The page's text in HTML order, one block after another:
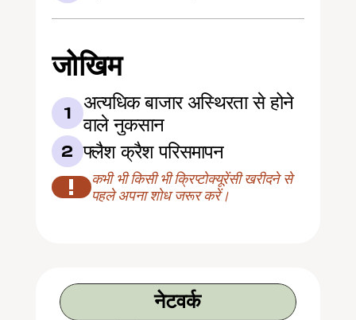
जोखिम
1
अत्यधिक बाजार अस्थिरता से होने
वाले नुकसान
2 फ्लैश क्रैश परिसमापन
!
कभी भी किसी भी क्रिप्टोक्यूरेंसी खरीदने से
पहले अपना शोध जरूर करें।
नेटवर्क